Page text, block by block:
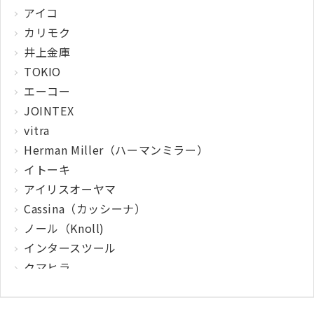
アイコ
カリモク
井上金庫
TOKIO
エーコー
JOINTEX
vitra
Herman Miller（ハーマンミラー）
イトーキ
アイリスオーヤマ
Cassina（カッシーナ）
ノール（Knoll)
インタースツール
クマヒラ